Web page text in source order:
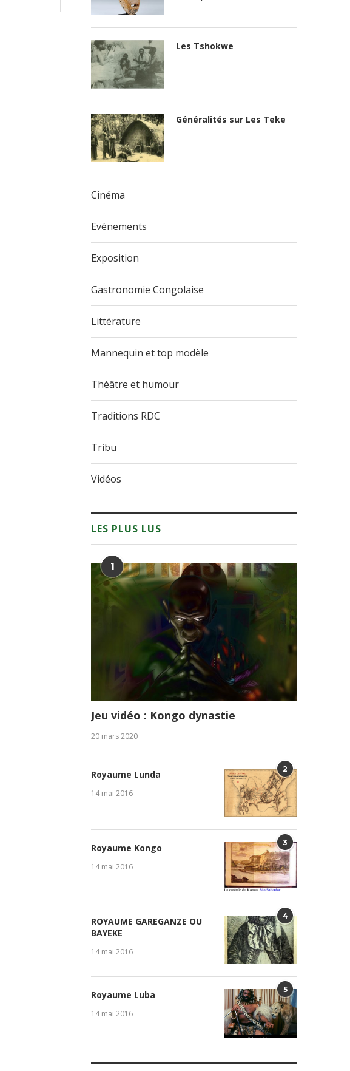
Les Tshokwe
Généralités sur Les Teke
Cinéma
Evénements
Exposition
Gastronomie Congolaise
Littérature
Mannequin et top modèle
Théâtre et humour
Traditions RDC
Tribu
Vidéos
LES PLUS LUS
1
Jeu vidéo : Kongo dynastie
20 mars 2020
2
Royaume Lunda
14 mai 2016
3
Royaume Kongo
14 mai 2016
4
ROYAUME GAREGANZE OU
BAYEKE
14 mai 2016
5
Royaume Luba
14 mai 2016